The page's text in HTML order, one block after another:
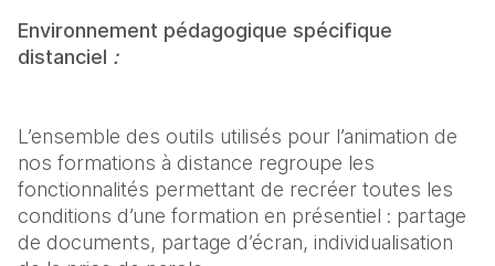
Environnement pédagogique spécifique
distanciel :
L’ensemble des outils utilisés pour l’animation de
nos formations à distance regroupe les
fonctionnalités permettant de recréer toutes les
conditions d’une formation en présentiel : partage
de documents, partage d’écran, individualisation